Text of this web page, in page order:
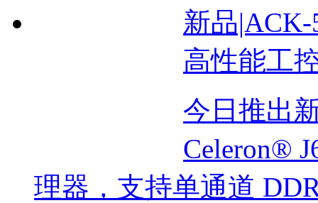
新品
高性能工
今日推出
Celeron®
理器，支持单通道